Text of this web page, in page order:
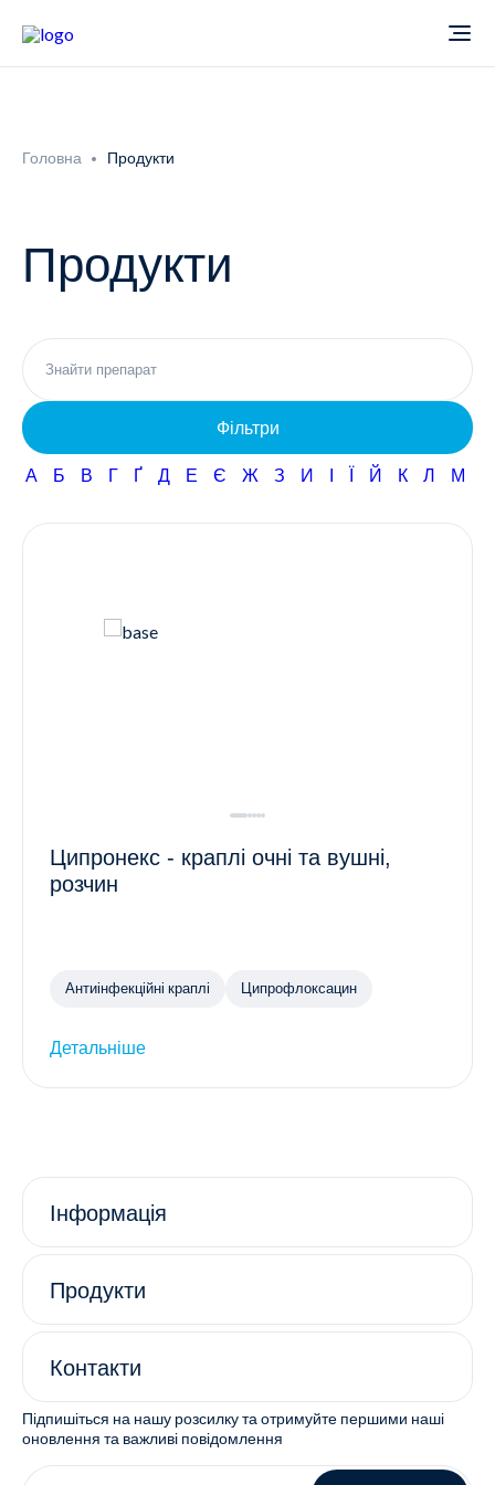
Новини
Неврологія
Гінекологія
Фармаконагляд
Кар'єра
Головна Продукти
Продукти
Фільтри
А Б В Г Ґ Д Е Є Ж З И І Ї Й К Л М
Ципронекс - краплі очні та вушні,
розчин
Антиінфекційні краплі Ципрофлоксацин
Детальніше
Інформація
Продукти
Контакти
Підпишіться на нашу розсилку та отримуйте першими наші
оновлення та важливі повідомлення